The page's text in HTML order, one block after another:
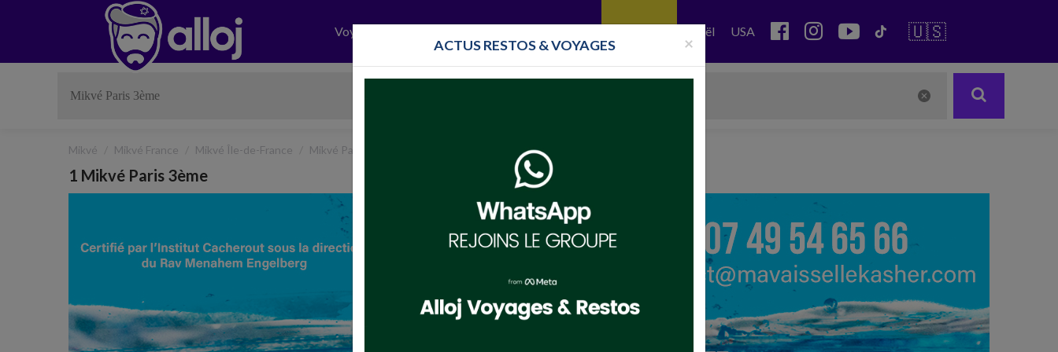
Voyages Israël USA 🇺🇸
Mikvé Mikvé France Mikvé Île-de-France Mikvé Paris
1 Mikvé Paris 3ème
×
ACTUS RESTOS & VOYAGES